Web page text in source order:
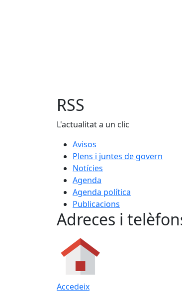
RSS
L'actualitat a un clic
Avisos
Plens i juntes de govern
Notícies
Agenda
Agenda política
Publicacions
Adreces i
Accedeix